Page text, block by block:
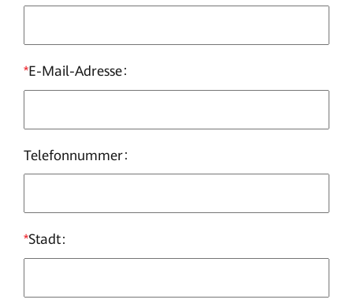
*E-Mail-Adresse
Telefonnummer
*Stadt